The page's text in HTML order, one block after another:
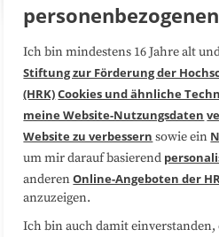
Über uns
Medienarbeit
Datenschutzerklärung
Sitemap
Ich bin mindestens 16 Jahre alt
Stiftung zur Förderung der
(HRK)Cookies und ähnliche
meine Website-Nutzungsdaten
Website zu verbessern sowie ein
um mir darauf basierend
anderenOnline-Angeboten der
anzuzeigen.
Ich bin auch damit einverstanden,